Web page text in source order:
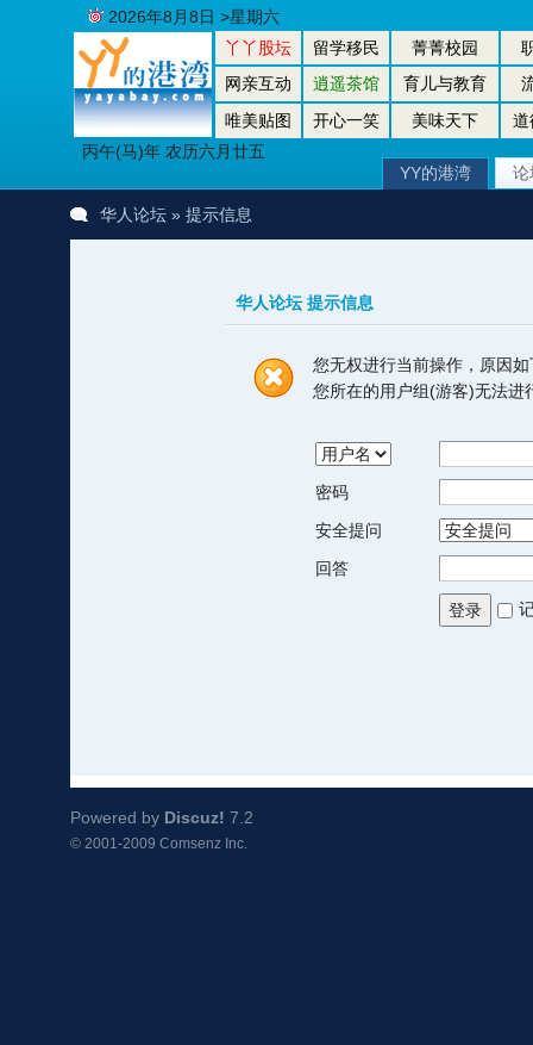
丫丫股坛 留学移民 菁菁校园
网亲互动
逍遥茶馆 育儿与教育
唯美贴图
开心一笑 美味天下
道
丙午(马)年 农历六月廿五
2026年8月8日 >星期六
YY的港湾 论
华人论坛» 提示信息
华人论坛 提示信息
您无权进行当前操作，原因如
您所在的用户组(游客)无法进
密码
安全提问
回答
登录
Powered by Discuz! 7.2
© 2001-2009 Comsenz Inc.